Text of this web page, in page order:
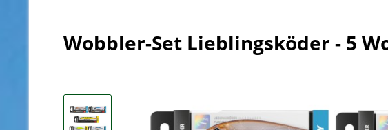
Wobbler-Set Lieblingsköder - 5